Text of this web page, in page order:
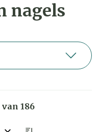
nagels
van 186